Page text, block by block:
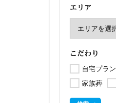
エリア
こだわり
自宅プラン
家族葬